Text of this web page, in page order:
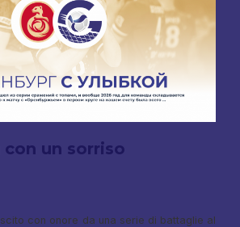
con un sorriso
con onore da una serie di battaglie al